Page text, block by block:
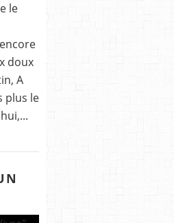
le
doux
A
plus le